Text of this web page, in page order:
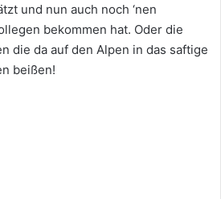
und nun auch noch ‘nen
bekommen hat. Oder die
die da auf den Alpen in das saftige
beißen!